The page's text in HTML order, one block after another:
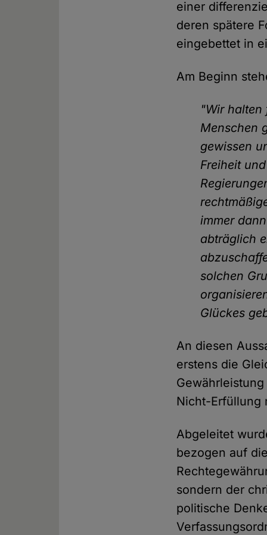
einer
deren spätere
eingebettet in
Am Beginn
"Wir halten
Menschen
gewissen
Freiheit
immer
abträglich
solchen
Glückes
An diesen
erstens die
Nicht-Erfüllung
Abgeleitet
bezogen auf
sondern der
politische